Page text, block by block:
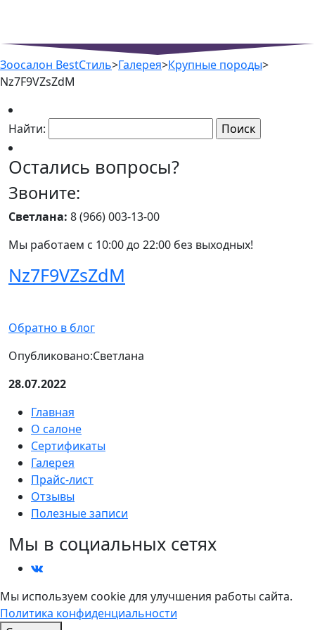
Зоосалон BestСтиль>Галерея>Крупные породы>
Nz7F9VZsZdM
Найти:
Остались вопросы?
Звоните:
Светлана: 8 (966) 003-13-00
Мы работаем с 10:00 до 22:00 без выходных!
Nz7F9VZsZdM
Обратно в блог
Опубликовано:Светлана
28.07.2022
Главная
О салоне
Сертификаты
Галерея
Прайс-лист
Отзывы
Полезные записи
Мы в социальных сетях
Мы используем cookie для улучшения работы сайта.
Политика конфиденциальности